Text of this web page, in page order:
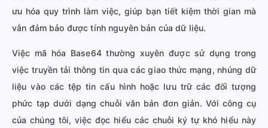
ưu hóa quy trình làm việc, giúp bạn tiết kiệm thời gian mà
vẫn đảm bảo được tính nguyên bản của dữ liệu.
Việc mã hóa Base64 thường xuyên được sử dụng trong
việc truyền tải thông tin qua các giao thức mạng, nhúng dữ
liệu vào các tệp tin cấu hình hoặc lưu trữ các đối tượng
phức tạp dưới dạng chuỗi văn bản đơn giản. Với công cụ
của chúng tôi, việc đọc hiểu các chuỗi ký tự khó hiểu này